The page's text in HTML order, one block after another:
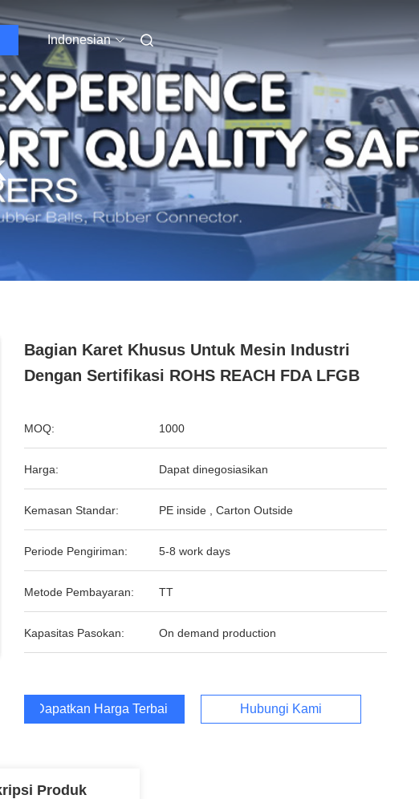
Indonesian
Bagian Karet Khusus Untuk Mesin Industri
Dengan Sertifikasi ROHS REACH FDA LFGB
MOQ: 1000
Harga: Dapat dinegosiasikan
Kemasan Standar: PE inside , Carton Outside
Periode Pengiriman: 5-8 work days
Metode Pembayaran: TT
Kapasitas Pasokan: On demand production
Dapatkan Harga Terbaik Hubungi Kami
Produk